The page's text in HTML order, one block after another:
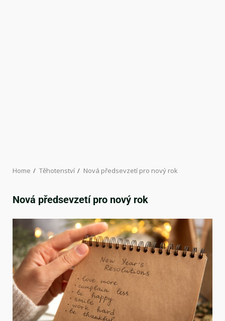
Home Těhotenství Nová předsevzetí pro nový rok
Nová předsevzetí pro nový rok